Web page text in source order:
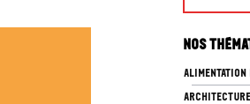
Nos
ALIMENTATION